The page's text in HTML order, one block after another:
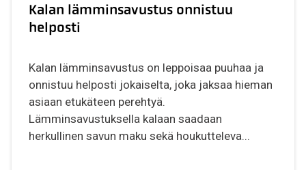
Kalan lämminsavustus onnistuu
helposti
Kalan lämminsavustus on leppoisaa puuhaa ja
onnistuu helposti jokaiselta, joka jaksaa hieman
asiaan etukäteen perehtyä.
Lämminsavustuksella kalaan saadaan
herkullinen savun maku sekä houkutteleva...